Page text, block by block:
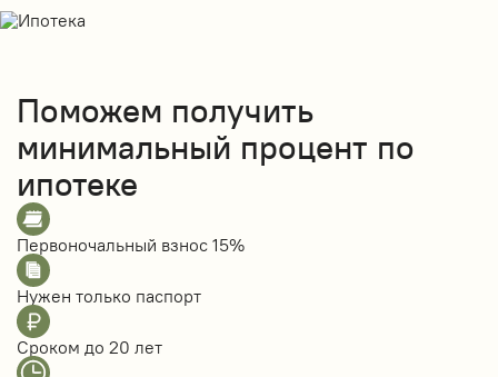
Поможем получить
минимальный процент по
ипотеке
Первоночальный взнос 15%
Нужен только паспорт
Сроком до 20 лет